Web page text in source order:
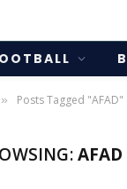
» Posts Tagged "AFAD"
AFAD